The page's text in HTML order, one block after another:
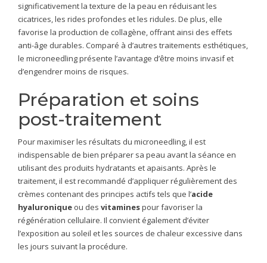
significativement la texture de la peau en réduisant les
cicatrices, les rides profondes et les ridules. De plus, elle
favorise la production de collagène, offrant ainsi des effets
anti-âge durables. Comparé à d’autres traitements esthétiques,
le microneedling présente l’avantage d’être moins invasif et
d’engendrer moins de risques.
Préparation et soins
post-traitement
Pour maximiser les résultats du microneedling, il est
indispensable de bien préparer sa peau avant la séance en
utilisant des produits hydratants et apaisants. Après le
traitement, il est recommandé d’appliquer régulièrement des
crèmes contenant des principes actifs tels que l’acide
hyaluronique ou des vitaminespour favoriser la
régénération cellulaire. Il convient également d’éviter
l’exposition au soleil et les sources de chaleur excessive dans
les jours suivant la procédure.